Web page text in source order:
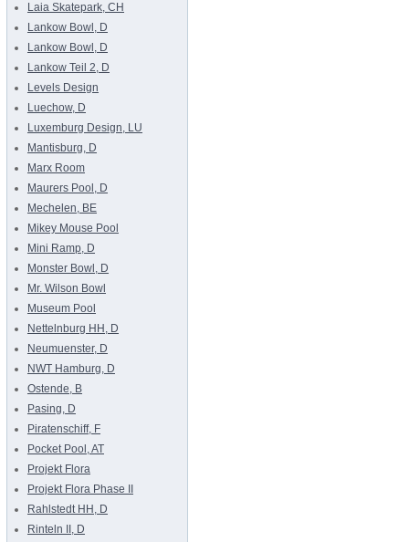
Laia Skatepark, CH
Lankow Bowl, D
Lankow Bowl, D
Lankow Teil 2, D
Levels Design
Luechow, D
Luxemburg Design, LU
Mantisburg, D
Marx Room
Maurers Pool, D
Mechelen, BE
Mikey Mouse Pool
Mini Ramp, D
Monster Bowl, D
Mr. Wilson Bowl
Museum Pool
Nettelnburg HH, D
Neumuenster, D
NWT Hamburg, D
Ostende, B
Pasing, D
Piratenschiff, F
Pocket Pool, AT
Projekt Flora
Projekt Flora Phase II
Rahlstedt HH, D
Rinteln II, D